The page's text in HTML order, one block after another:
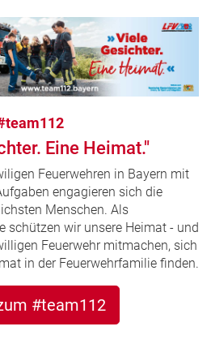
Eine Heimat."
Feuerwehren in Bayern mit
engagieren sich die
Menschen. Als
schützen wir unsere Heimat - und
Feuerwehr mitmachen, sich
in der Feuerwehrfamilie finden.
#team112